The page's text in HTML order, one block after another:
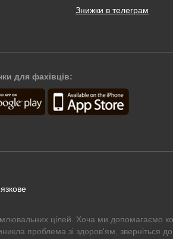
Знижки в телеграм
для фахівців:
цілей. Хоча ми допомагаємо
проблема зі здоров'ям, зверніться до